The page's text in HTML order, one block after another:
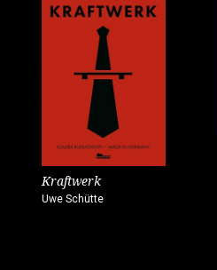
Kraftwerk
Uwe Schütte